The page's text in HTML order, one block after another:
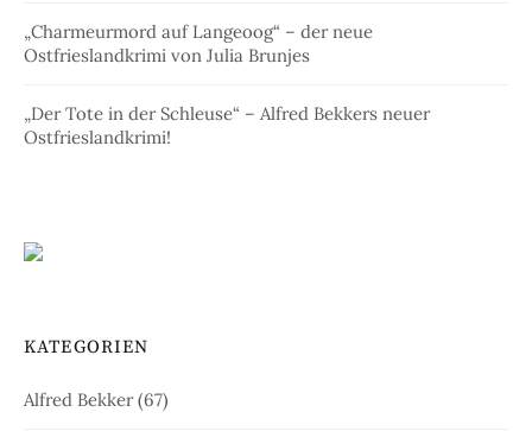
„Charmeurmord auf Langeoog“ – der neue
Ostfrieslandkrimi von Julia Brunjes
„Der Tote in der Schleuse“ – Alfred Bekkers neuer
Ostfrieslandkrimi!
KATEGORIEN
Alfred Bekker(67)